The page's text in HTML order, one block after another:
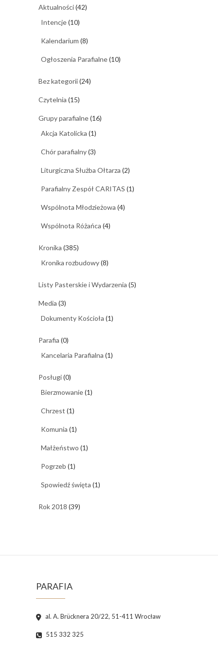
Aktualności(42)
Intencje(10)
Kalendarium (8)
Ogłoszenia Parafialne(10)
Bez kategorii(24)
Czytelnia (15)
Grupy parafialne(16)
Akcja Katolicka (1)
Chór parafialny(3)
Liturgiczna Służba Ołtarza (2)
Parafialny Zespół CARITAS (1)
Wspólnota Młodzieżowa (4)
Wspólnota Różańca (4)
Kronika (385)
Kronika rozbudowy(8)
Listy Pasterskie i Wydarzenia (5)
Media (3)
Dokumenty Kościoła (1)
Parafia (0)
Kancelaria Parafialna (1)
Posługi(0)
Bierzmowanie(1)
Chrzest (1)
Komunia (1)
Małżeństwo (1)
Pogrzeb (1)
Spowiedź święta (1)
Rok 2018 (39)
PARAFIA
al. A. Brücknera 20/22, 51-411 Wrocław
515 332 325